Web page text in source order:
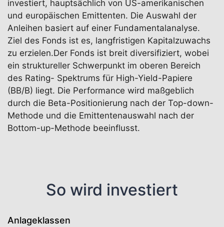
investiert, hauptsächlich von US-amerikanischen
und europäischen Emittenten. Die Auswahl der
Anleihen basiert auf einer Fundamentalanalyse.
Ziel des Fonds ist es, langfristigen Kapitalzuwachs
zu erzielen.Der Fonds ist breit diversifiziert, wobei
ein struktureller Schwerpunkt im oberen Bereich
des Rating- Spektrums für High-Yield-Papiere
(BB/B) liegt. Die Performance wird maßgeblich
durch die Beta-Positionierung nach der Top-down-
Methode und die Emittentenauswahl nach der
Bottom-up-Methode beeinflusst.
So wird investiert
Anlageklassen